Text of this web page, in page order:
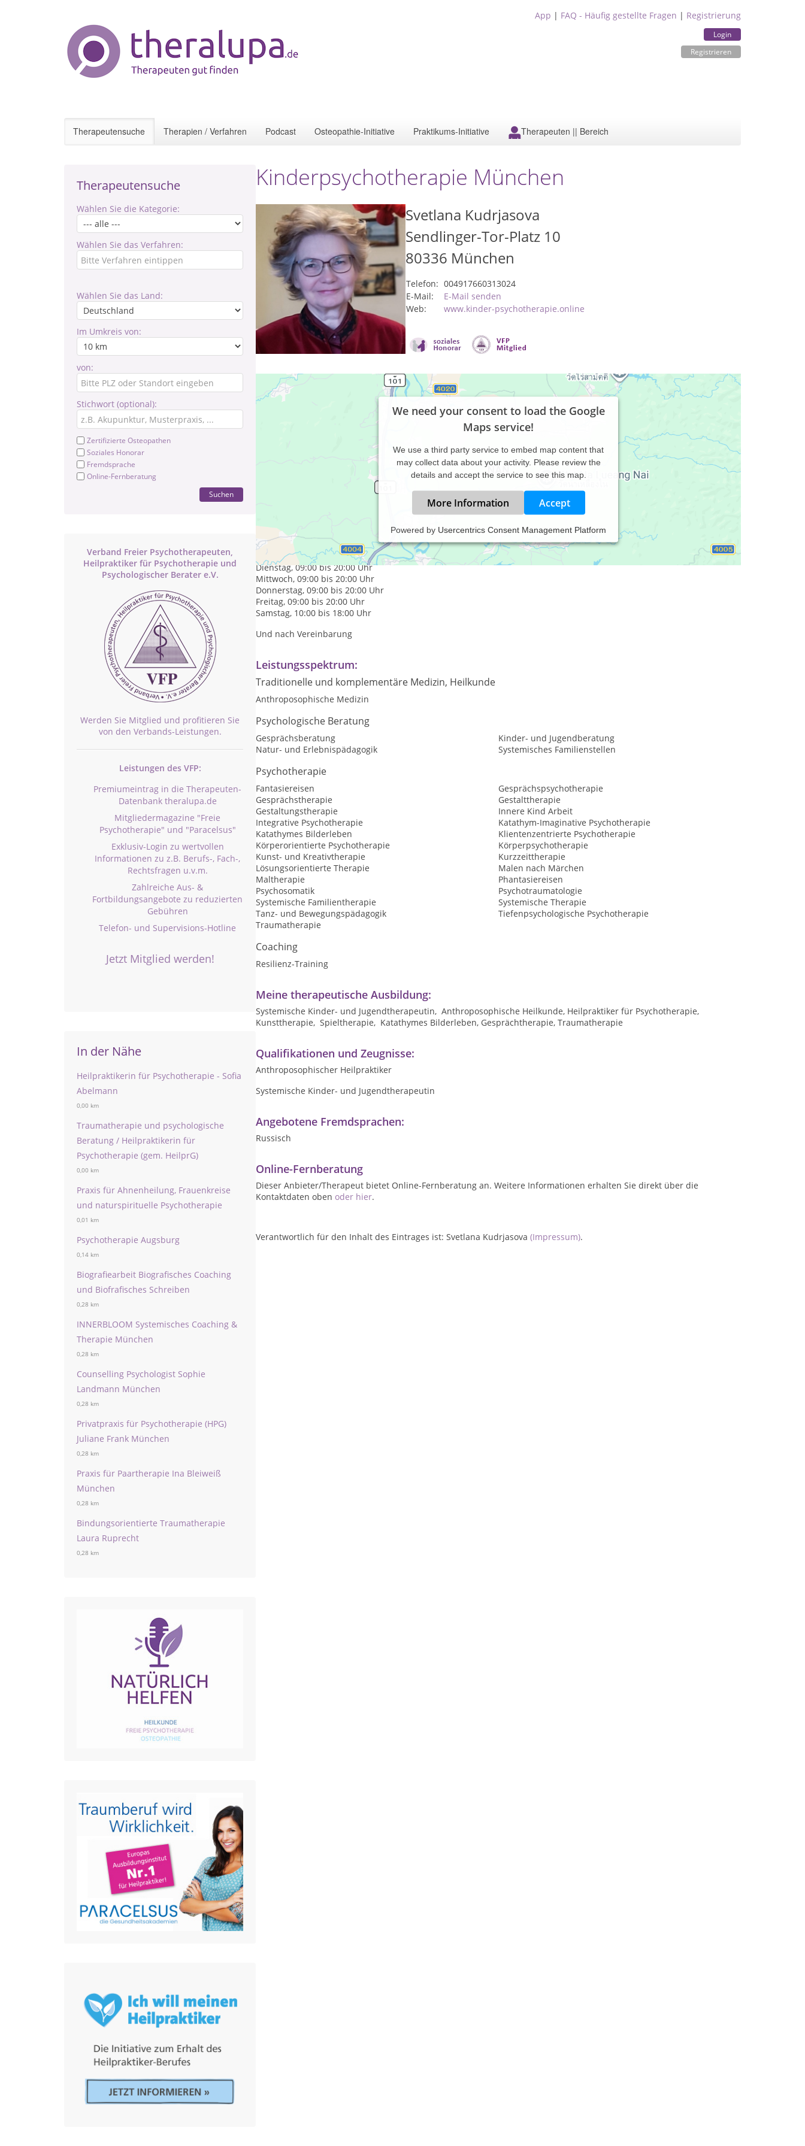
App | FAQ - Häufig gestellte Fragen | Registrierung
Login
Registrieren
Therapeutensuche Therapien / Verfahren Podcast Osteopathie-Initiative Praktikums-Initiative Therapeuten || Bereich
Therapeutensuche
Wählen Sie die Kategorie:
Wählen Sie das Verfahren:
Wählen Sie das Land:
Im Umkreis von:
von:
Stichwort (optional):
Zertifizierte Osteopathen
Soziales Honorar
Fremdsprache
Online-Fernberatung
Suchen
Verband Freier Psychotherapeuten,
Heilpraktiker für Psychotherapie und
Psychologischer Berater e.V.
Werden Sie Mitglied und profitieren Sie
von den Verbands-Leistungen.
Leistungen des VFP:
Premiumeintrag in die Therapeuten-
Datenbank theralupa.de
Mitgliedermagazine "Freie
Psychotherapie" und "Paracelsus"
Exklusiv-Login zu wertvollen
Informationen zu z.B. Berufs-, Fach-,
Rechtsfragen u.v.m.
Zahlreiche Aus- &
Fortbildungsangebote zu reduzierten
Gebühren
Telefon- und Supervisions-Hotline
Jetzt Mitglied werden!
In der Nähe
Heilpraktikerin für Psychotherapie - Sofia
Abelmann
0,00 km
Traumatherapie und psychologische
Beratung / Heilpraktikerin für
Psychotherapie (gem. HeilprG)
0,00 km
Praxis für Ahnenheilung, Frauenkreise
und naturspirituelle Psychotherapie
0,01 km
Psychotherapie Augsburg
0,14 km
Biografiearbeit Biografisches Coaching
und Biofrafisches Schreiben
0,28 km
INNERBLOOM Systemisches Coaching &
Therapie München
0,28 km
Counselling Psychologist Sophie
Landmann München
0,28 km
Privatpraxis für Psychotherapie (HPG)
Juliane Frank München
0,28 km
Praxis für Paartherapie Ina Bleiweiß
München
0,28 km
Bindungsorientierte Traumatherapie
Laura Ruprecht
0,28 km
Kinderpsychotherapie München
Svetlana Kudrjasova
Sendlinger-Tor-Platz 10
80336 München
Telefon: 004917660313024
E-Mail:
E-Mail senden
Web:
www.kinder-psychotherapie.online
We need your consent to load the Google
Maps service!
We use a third party service to embed map content that
may collect data about your activity. Please review the
details and accept the service to see this map.
More Information Accept
Powered by Usercentrics Consent Management Platform
Praxiszeiten:
Montag, 09:00 bis 20:00 Uhr
Dienstag, 09:00 bis 20:00 Uhr
Mittwoch, 09:00 bis 20:00 Uhr
Donnerstag, 09:00 bis 20:00 Uhr
Freitag, 09:00 bis 20:00 Uhr
Samstag, 10:00 bis 18:00 Uhr
Und nach Vereinbarung
Leistungsspektrum:
Traditionelle und komplementäre Medizin, Heilkunde
Anthroposophische Medizin
Psychologische Beratung
Gesprächsberatung
Kinder- und Jugendberatung
Natur- und Erlebnispädagogik
Systemisches Familienstellen
Psychotherapie
Fantasiereisen
Gesprächspsychotherapie
Gesprächstherapie
Gestalttherapie
Gestaltungstherapie
Innere Kind Arbeit
Integrative Psychotherapie
Katathym-Imaginative Psychotherapie
Katathymes Bilderleben
Klientenzentrierte Psychotherapie
Körperorientierte Psychotherapie
Körperpsychotherapie
Kunst- und Kreativtherapie
Kurzzeittherapie
Lösungsorientierte Therapie
Malen nach Märchen
Maltherapie
Phantasiereisen
Psychosomatik
Psychotraumatologie
Systemische Familientherapie
Systemische Therapie
Tanz- und Bewegungspädagogik
Tiefenpsychologische Psychotherapie
Traumatherapie
Coaching
Resilienz-Training
Meine therapeutische Ausbildung:
Systemische Kinder- und Jugendtherapeutin, Anthroposophische Heilkunde, Heilpraktiker für Psychotherapie,
Kunsttherapie, Spieltherapie, Katathymes Bilderleben, Gesprächtherapie, Traumatherapie
Qualifikationen und Zeugnisse:
Anthroposophischer Heilpraktiker
Systemische Kinder- und Jugendtherapeutin
Angebotene Fremdsprachen:
Russisch
Online-Fernberatung
Dieser Anbieter/Therapeut bietet Online-Fernberatung an. Weitere Informationen erhalten Sie direkt über die
Kontaktdaten oben oder hier.
Verantwortlich für den Inhalt des Eintrages ist: Svetlana Kudrjasova (Impressum).